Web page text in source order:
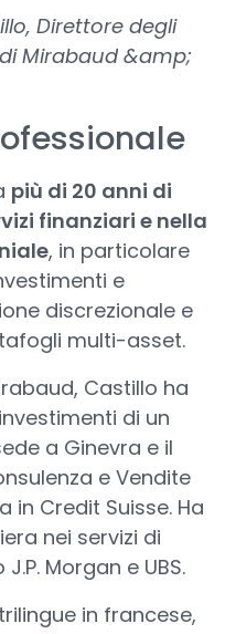
Direttore degli
Mirabaud &amp;
più di 20 anni di
finanziari e nella
, in particolare
e
discrezionale e
multi-asset.
Castillo ha
di un
a Ginevra e il
e Vendite
in Credit Suisse. Ha
nei servizi di
Morgan e UBS.
in francese,